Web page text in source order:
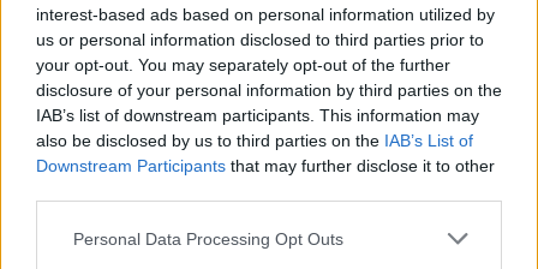
interest-based ads based on personal information utilized by
us or personal information disclosed to third parties prior to
your opt-out. You may separately opt-out of the further
disclosure of your personal information by third parties on the
IAB’s list of downstream participants. This information may
also be disclosed by us to third parties on the IAB’s List of
Downstream Participants that may further disclose it to other
Personal Data Processing Opt Outs
½ arb. š. raudonųjų paprikų miltelių
1/3 arb. š. kuminų miltelių
1/3 arb. š. kalendrų miltelių
1/3 arb. š. juodųjų pipirų
2 valg. š. alyvuogių aliejaus